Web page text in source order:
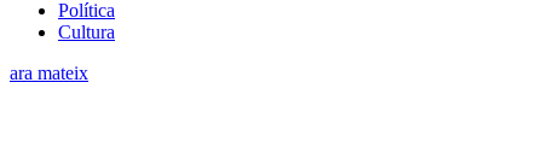
Política
Cultura
ara mateix